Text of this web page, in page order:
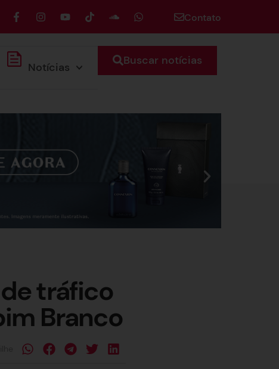
Contato
Notícias Buscar notícias
tráfico
Branco